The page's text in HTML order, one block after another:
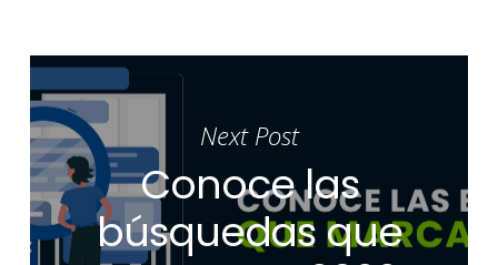
Next Post
Conoce las
búsquedas que